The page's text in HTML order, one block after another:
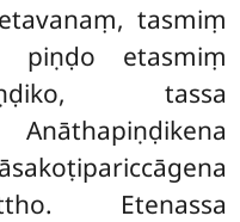
tasmiṃ
piṇḍo etasmiṃ
tassa
Etenassa